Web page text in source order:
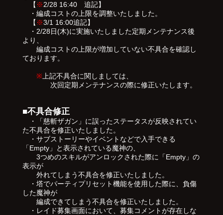
【 ※2/28 16:40 追記】
・編成コストの上限を調整いたしました。
【 ※3/1 16:00追記】
・2/28日(木)に実施いたしました定期メンテナンス後
より、
編成コストの上限が増加していない不具合を確認し
ております。
※ 上記不具合に関しましては、
次回定期メンテナンスの際に修正いたします。
■不具合修正
・「慈斬ザガン」に誤ったステータスが反映されてい
た不具合を修正いたしました。
・サブストーリーやイベントなどで入手できる
「Empty」と表示されている魔神の、
3つめのスキルがアンロックされた際に「Empty」の
表示が
外れてしまう不具合を修正いたしました。
・塔でパーティプリセット機能を使用した際に、負傷
した魔神が
編成できてしまう不具合を修正いたしました。
・レイド募集画面において、募集コメントが存在しな